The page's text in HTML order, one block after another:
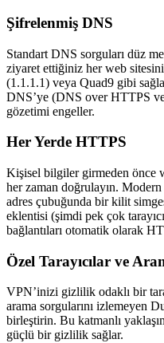
Şifrelenmiş DNS
Standart DNS sorguları düz
ziyaret ettiğiniz her web
(1.1.1.1) veya Quad9 gibi
DNS’ye (DNS over HTTPS
gözetimi engeller.
Her Yerde HTTPS
Kişisel bilgiler girmeden önce
her zaman doğrulayın.
adres çubuğunda bir kilit
eklentisi (şimdi pek çok
bağlantıları otomatik olarak
Özel Tarayıcılar ve
VPN’inizi gizlilik odaklı bir
arama sorgularını izlemeyen
birleştirin. Bu katmanlı
güçlü bir gizlilik sağlar.